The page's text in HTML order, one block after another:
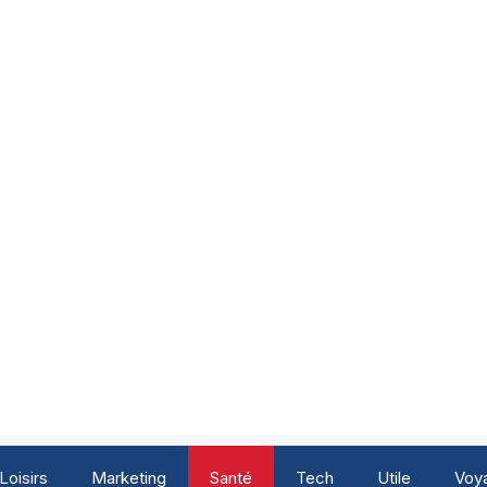
Loisirs Marketing Santé Tech Utile